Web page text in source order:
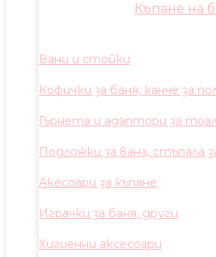
Къпане на
Вани и стойки
Кофички за баня, канче за
Гърнета и адаптори за
Подложки за вана, стъпала
Акесоари за къпане
Играчки за баня, други
Хигиенни аксесоари